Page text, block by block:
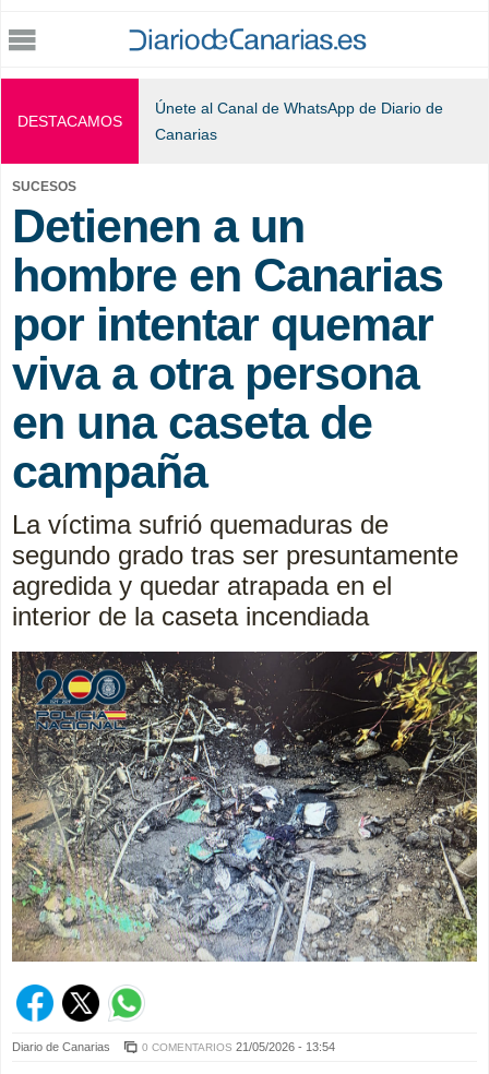
DESTACAMOS
Únete al Canal de WhatsApp de Diario de
Canarias
SUCESOS
Detienen a un
hombre en Canarias
por intentar quemar
viva a otra persona
en una caseta de
campaña
La víctima sufrió quemaduras de
segundo grado tras ser presuntamente
agredida y quedar atrapada en el
interior de la caseta incendiada
Diario de Canarias 0 COMENTARIOS 21/05/2026 - 13:54